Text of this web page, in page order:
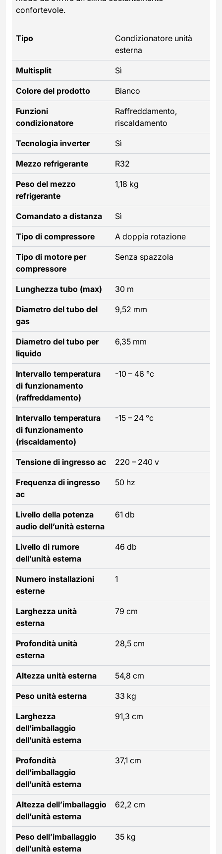
confortevole.
Tipo
Condizionatore unità
esterna
Multisplit Sì
Colore del prodotto Bianco
Funzioni
condizionatore
Raffreddamento,
riscaldamento
Tecnologia inverter Sì
Mezzo refrigerante R32
Peso del mezzo
refrigerante
1,18 kg
Comandato a distanza Sì
Tipo di compressore A doppia rotazione
Tipo di motore per
compressore
Senza spazzola
Lunghezza tubo (max) 30 m
Diametro del tubo del
gas
9,52 mm
Diametro del tubo per
liquido
6,35 mm
Intervallo temperatura
di funzionamento
(raffreddamento)
-10 – 46 °c
Intervallo temperatura
di funzionamento
(riscaldamento)
-15 – 24 °c
Tensione di ingresso ac 220 – 240 v
Frequenza di ingresso
ac
50 hz
Livello della potenza
audio dell’unità esterna
61 db
Livello di rumore
dell’unità esterna
46 db
Numero installazioni
esterne
1
Larghezza unità
esterna
79 cm
Profondità unità
esterna
28,5 cm
Altezza unità esterna 54,8 cm
Peso unità esterna 33 kg
Larghezza
dell’imballaggio
dell’unità esterna
91,3 cm
Profondità
dell’imballaggio
dell’unità esterna
37,1 cm
Altezza dell’imballaggio
dell’unità esterna
62,2 cm
Peso dell’imballaggio
dell’unità esterna
35 kg